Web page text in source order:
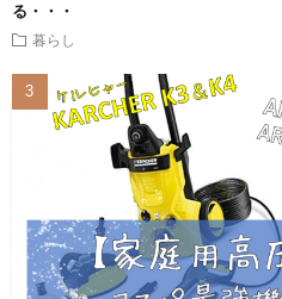
る・・・
暮らし